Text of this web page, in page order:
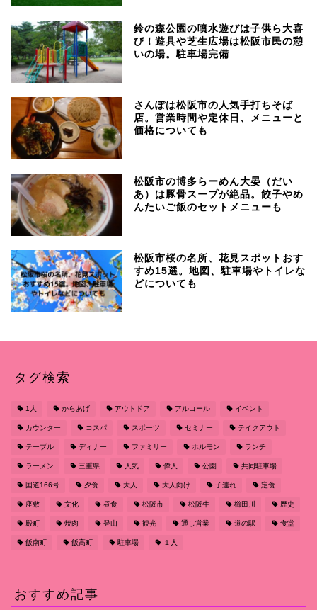
鈴の森公園の噴水遊びは子供ら大喜
び！遊具や芝生広場は松阪市民の憩
いの場。駐車場完備
さんぽは松阪市の人気手打ちそば
店。営業時間や定休日、メニューと
価格についても
松阪市の博多らーめん大晏（だい
あ）は豚骨スープが絶品。餃子やめ
んたいご飯のセットメニューも
松阪市桜の名所、花見スポットおす
すめ15選。地図、駐車場やトイレな
どについても
タグ検索
1人 からあげ アウトドア アルコール イベント
カウンター コスパ スポーツ セミナー テイクアウト
テーブル ディナー ファミリー ホルモン ランチ
ラーメン 三重県 人気 偉人 公園 共同駐車場
国道166号 夕食 大人 大人向け 子連れ 定食
座敷 文化 昼食 松阪市 松阪牛 櫛田川 歴史
殿町 焼肉 登山 観光 通し営業 道の駅 食堂
飯南町 飯高町 駐車場 １人
おすすめ記事